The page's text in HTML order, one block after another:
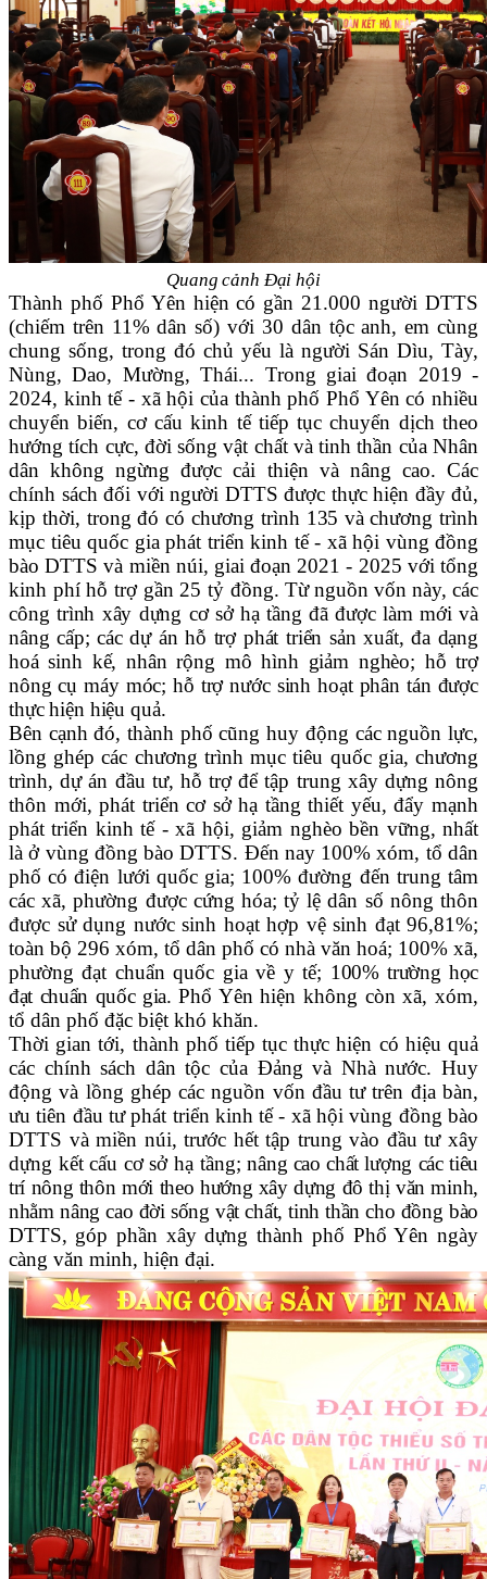
Quang cảnh Đại hội
Thành phố Phổ Yên hiện có gần 21.000 người DTTS
(chiếm trên 11% dân số) với 30 dân tộc anh, em cùng
chung sống, trong đó chủ yếu là người Sán Dìu, Tày,
Nùng, Dao, Mường, Thái... Trong giai đoạn 2019 -
2024, kinh tế - xã hội của thành phố Phổ Yên có nhiều
chuyển biến, cơ cấu kinh tế tiếp tục chuyển dịch theo
hướng tích cực, đời sống vật chất và tinh thần của Nhân
dân không ngừng được cải thiện và nâng cao. Các
chính sách đối với người DTTS được thực hiện đầy đủ,
kịp thời, trong đó có chương trình 135 và chương trình
mục tiêu quốc gia phát triển kinh tế - xã hội vùng đồng
bào DTTS và miền núi, giai đoạn 2021 - 2025 với tổng
kinh phí hỗ trợ gần 25 tỷ đồng.Từ nguồn vốn này, các
công trình xây dựng cơ sở hạ tầng đã được làm mới và
nâng cấp; các dự án hỗ trợ phát triển sản xuất, đa dạng
hoá sinh kế, nhân rộng mô hình giảm nghèo; hỗ trợ
nông cụ máy móc; hỗ trợ nước sinh hoạt phân tán được
thực hiện hiệu quả.
Bên cạnh đó, thành phố cũng huy động các nguồn lực,
lồng ghép các chương trình mục tiêu quốc gia, chương
trình, dự án đầu tư, hỗ trợ để tập trung xây dựng nông
thôn mới, phát triển cơ sở hạ tầng thiết yếu, đẩy mạnh
phát triển kinh tế - xã hội, giảm nghèo bền vững, nhất
là ở vùng đồng bào DTTS. Đến nay 100% xóm, tổ dân
phố có điện lưới quốc gia; 100% đường đến trung tâm
các xã, phường được cứng hóa; tỷ lệ dân số nông thôn
được sử dụng nước sinh hoạt hợp vệ sinh đạt 96,81%;
toàn bộ 296 xóm, tổ dân phố có nhà văn hoá; 100% xã,
phường đạt chuẩn quốc gia về y tế; 100% trường học
đạt chuẩn quốc gia.Phổ Yên hiện không còn xã, xóm,
tổ dân phố đặc biệt khó khăn.
Thời gian tới, thành phố tiếp tục thực hiện có hiệu quả
các chính sách dân tộc của Đảng và Nhà nước. Huy
động và lồng ghép các nguồn vốn đầu tư trên địa bàn,
ưu tiên đầu tư phát triển kinh tế - xã hội vùng đồng bào
DTTS và miền núi, trước hết tập trung vào đầu tư xây
dựng kết cấu cơ sở hạ tầng;nâng cao chất lượng các tiêu
trí nông thôn mới theo hướng xây dựng đô thị văn minh,
nhằm nâng cao đời sống vật chất, tinh thần cho đồng bào
DTTS, góp phần xây dựng thành phố Phổ Yên ngày
càng văn minh, hiện đại.